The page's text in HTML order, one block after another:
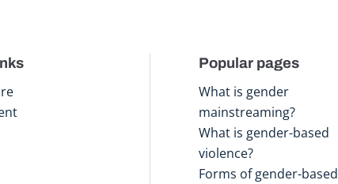
Popular pages
What is gender
mainstreaming?
What is gender-based
violence?
Forms of gender-based